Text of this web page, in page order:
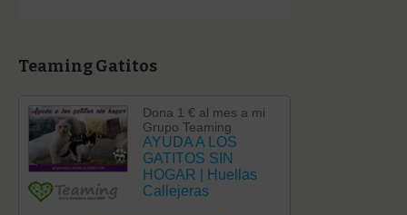
Teaming Gatitos